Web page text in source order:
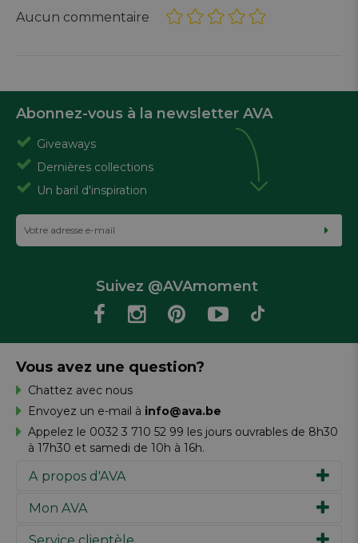
Aucun commentaire
Abonnez-vous à la newsletter AVA
Giveaways
Dernières collections
Un baril d'inspiration
Suivez @AVAmoment
A propos d'AVA
Notre histoire
Mon AVA
Inspiration
Service clientèle
Vous avez une question?
Chattez avec nous
Envoyez un e-mail à info@ava.be
Appelez le 0032 3 710 52 99 les jours ouvrables de 8h30
à 17h30 et samedi de 10h à 16h.